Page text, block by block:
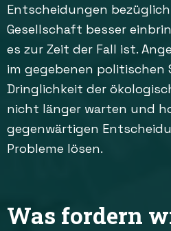
Entscheidungen
Gesellschaft besser
es zur Zeit der Fall ist.
im gegebenen
Dringlichkeit der
nicht länger warten und
gegenwärtigen
Probleme lösen.
Was fordern